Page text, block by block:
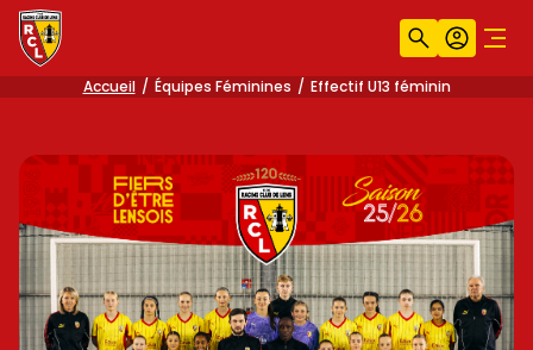
Recherche
Accueil Équipes Féminines Effectif U13 féminin